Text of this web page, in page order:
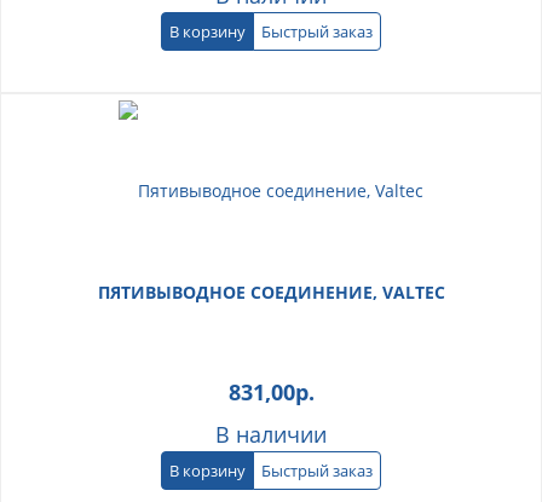
В корзину Быстрый заказ
ПЯТИВЫВОДНОЕ СОЕДИНЕНИЕ, VALTEC
831,00р.
В наличии
В корзину Быстрый заказ